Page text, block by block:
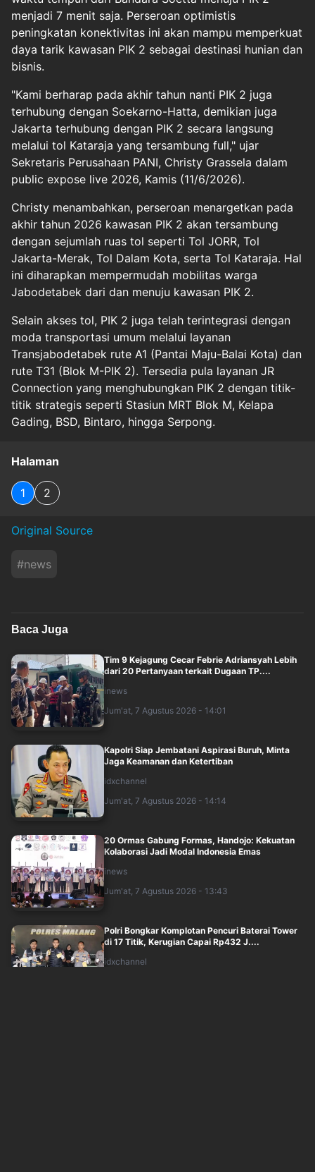
menjadi 7 menit saja. Perseroan optimistis
peningkatan konektivitas ini akan mampu memperkuat
daya tarik kawasan PIK 2 sebagai destinasi hunian dan
bisnis.
"Kami berharap pada akhir tahun nanti PIK 2 juga
terhubung dengan Soekarno-Hatta, demikian juga
Jakarta terhubung dengan PIK 2 secara langsung
melalui tol Kataraja yang tersambung full," ujar
Sekretaris Perusahaan PANI, Christy Grassela dalam
public expose live 2026, Kamis (11/6/2026).
Christy menambahkan, perseroan menargetkan pada
akhir tahun 2026 kawasan PIK 2 akan tersambung
dengan sejumlah ruas tol seperti Tol JORR, Tol
Jakarta-Merak, Tol Dalam Kota, serta Tol Kataraja. Hal
ini diharapkan mempermudah mobilitas warga
Jabodetabek dari dan menuju kawasan PIK 2.
Selain akses tol, PIK 2 juga telah terintegrasi dengan
moda transportasi umum melalui layanan
Transjabodetabek rute A1 (Pantai Maju-Balai Kota) dan
rute T31 (Blok M-PIK 2). Tersedia pula layanan JR
Connection yang menghubungkan PIK 2 dengan titik-
titik strategis seperti Stasiun MRT Blok M, Kelapa
Gading, BSD, Bintaro, hingga Serpong.
Halaman
1 2
Original Source
#news
Baca Juga
Tim 9 Kejagung Cecar Febrie Adriansyah Lebih
dari 20 Pertanyaan terkait Dugaan TP....
inews
Jum'at, 7 Agustus 2026 - 14:01
Kapolri Siap Jembatani Aspirasi Buruh, Minta
Jaga Keamanan dan Ketertiban
idxchannel
Jum'at, 7 Agustus 2026 - 14:14
20 Ormas Gabung Formas, Handojo: Kekuatan
Kolaborasi Jadi Modal Indonesia Emas
inews
Jum'at, 7 Agustus 2026 - 13:43
Polri Bongkar Komplotan Pencuri Baterai Tower
di 17 Titik, Kerugian Capai Rp432 J....
idxchannel